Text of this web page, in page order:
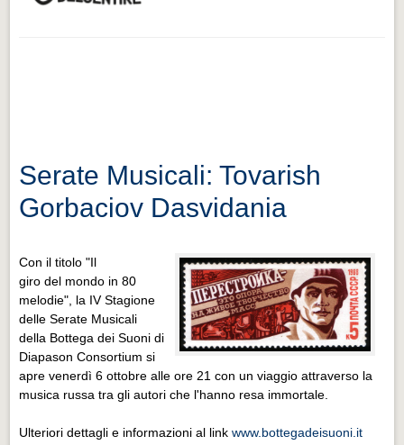
Serate Musicali: Tovarish
Gorbaciov Dasvidania
Con il titolo "Il
girodel mondo in 80
melodie", la IV Stagione
delle Serate Musicali
della Bottega dei Suoni di
Diapason Consortium si
apre venerdì 6 ottobre alle ore 21 con un viaggio attraverso la
musica russa tra gli autori che l'hanno resa immortale.
Ulteriori dettagli e informazioni al linkwww.bottegadeisuoni.it